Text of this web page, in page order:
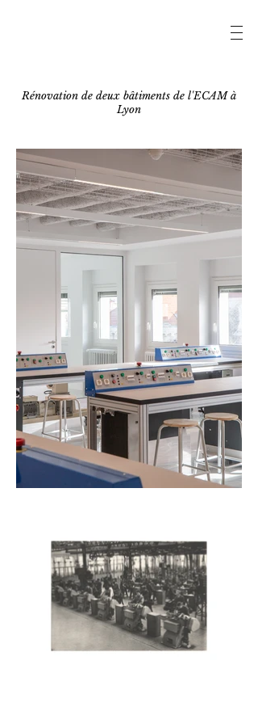
Rénovation de deux bâtiments de l'ECAM à
Lyon